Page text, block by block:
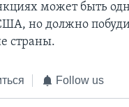
может быть
но должно
страны.
Follow us